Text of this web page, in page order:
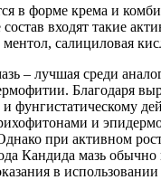
в форме крема и
входят такие
салициловая
– лучшая среди
Благодаря
фунгистатическому
и
при активном
Кандида мазь обычно
в использовании